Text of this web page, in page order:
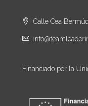
Calle Cea
Financiado por la